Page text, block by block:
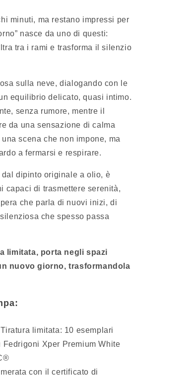
minuti, ma restano impressi per
nasce da uno di questi:
tra i rami e trasforma il silenzio
sulla neve, dialogando con le
equilibrio delicato, quasi intimo.
senza rumore, mentre il
da una sensazione di calma
scena che non impone, ma
a fermarsi e respirare.
dal dipinto originale a olio, è
capaci di trasmettere serenità,
che parla di nuovi inizi, di
che spesso passa
limitata, porta negli spazi
nuovo giorno, trasformandola
limitata: 10 esemplari
Fedrigoni Xper Premium White
con il certificato di